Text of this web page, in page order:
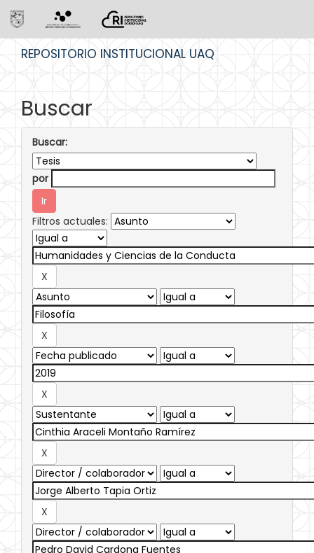
REPOSITORIO INSTITUCIONAL UAQ
Buscar
Buscar:
por
Filtros actuales: